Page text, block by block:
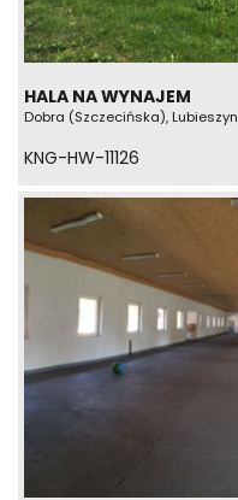
HALA NA WYNAJEM
Dobra (Szczecińska), Lubieszyn
KNG-HW-11126